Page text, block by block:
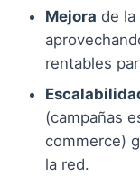
Mejora de la
rentables
(campañas
commerce)
la red.